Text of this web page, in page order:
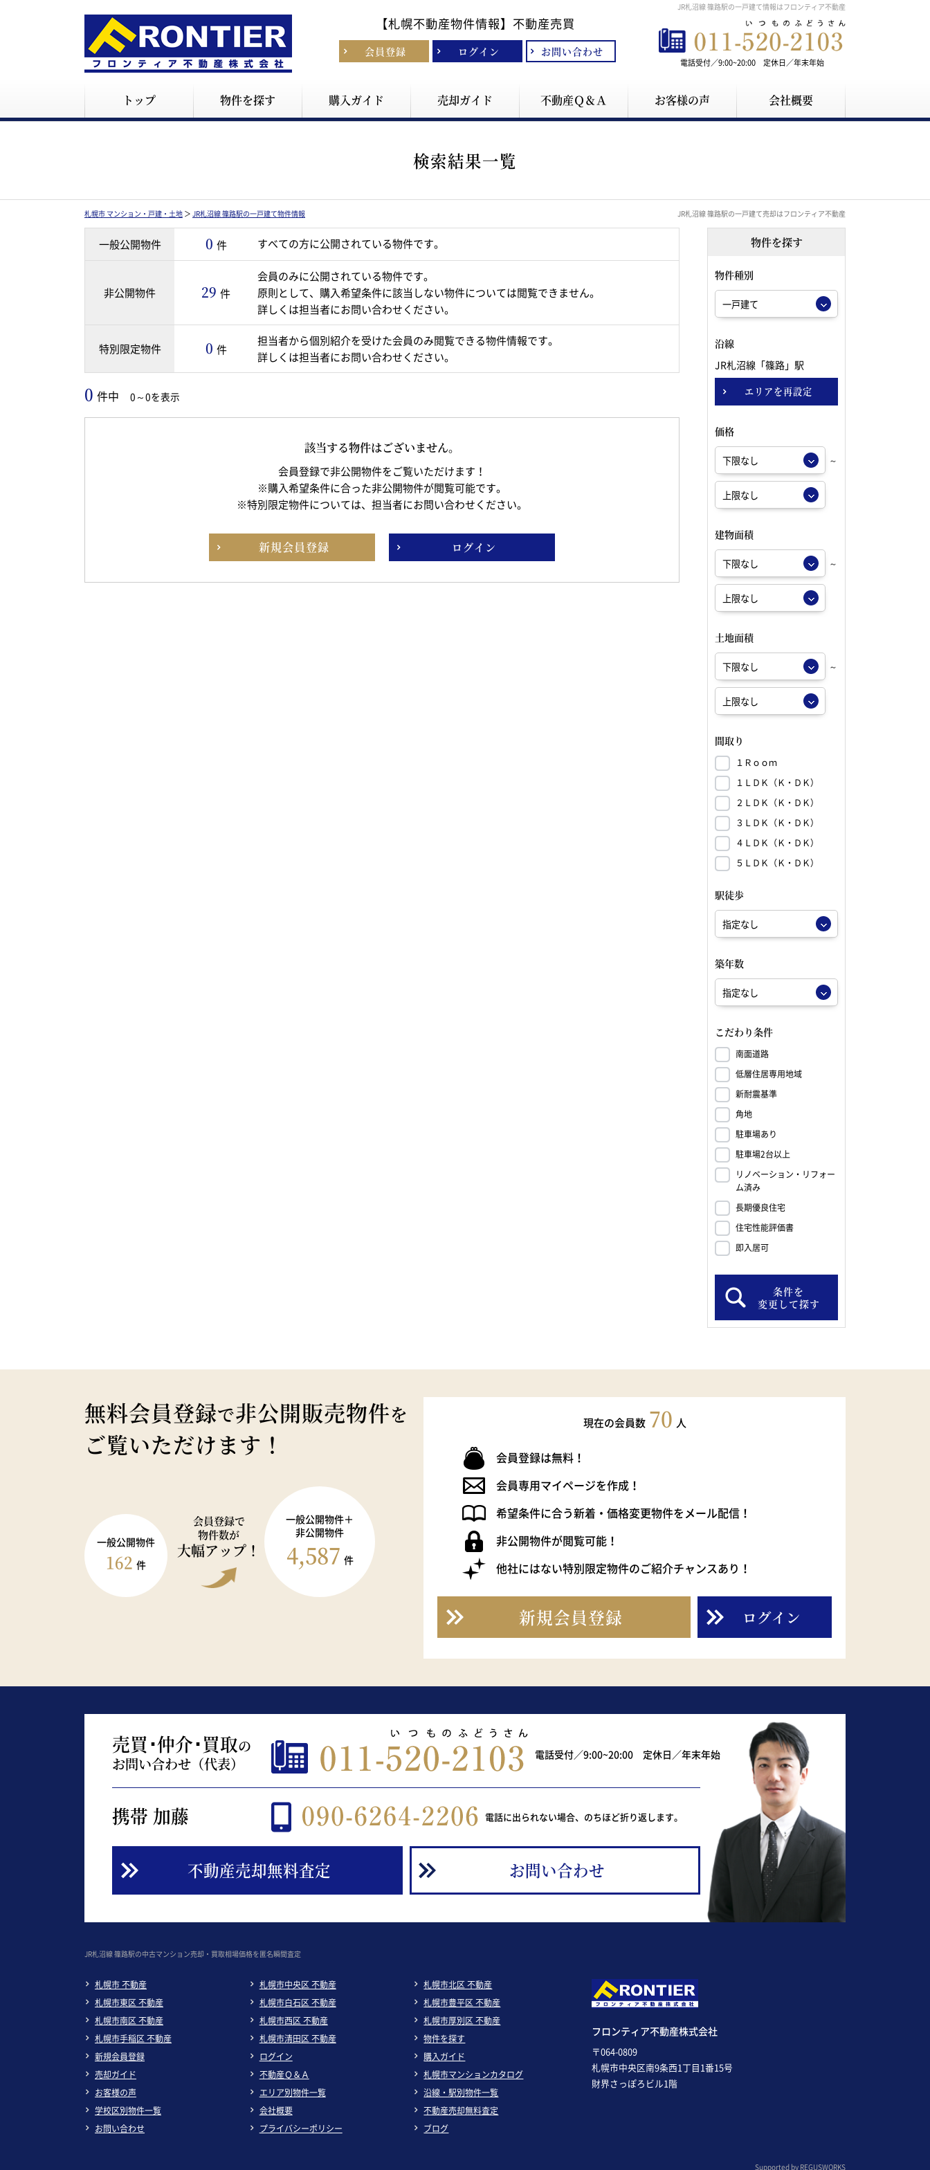
JR札沼線 篠路駅の一戸建て情報はフロンティア不動産
【札幌不動産物件情報】 不動産売買
会員登録 ログイン お問い合わせ
電話受付／9:00~20:00 定休日／年末年始
トップ 物件を探す 購入ガイド 売却ガイド 不動産Ｑ＆Ａ お客様の声 会社概要
検索結果一覧
札幌市 マンション・戸建・土地 ＞ JR札沼線 篠路駅の一戸建て物件情報 JR札沼線 篠路駅の一戸建て売却はフロンティア不動産
一般公開物件 0 件 すべての方に公開されている物件です。
非公開物件 29 件
会員のみに公開されている物件です。
原則として、購入希望条件に該当しない物件については閲覧できません。
詳しくは担当者にお問い合わせください。
特別限定物件 0 件
担当者から個別紹介を受けた会員のみ閲覧できる物件情報です。
詳しくは担当者にお問い合わせください。
0 件中 0～0を表示
該当する物件はございません。
会員登録で非公開物件をご覧いただけます！
※購入希望条件に合った非公開物件が閲覧可能です。
※特別限定物件については、担当者にお問い合わせください。
新規会員登録 ログイン
物件を探す
物件種別
沿線
JR札沼線「篠路」駅
エリアを再設定
価格
～
建物面積
～
土地面積
～
間取り
１Ｒｏｏｍ
１ＬＤＫ（Ｋ・ＤＫ）
２ＬＤＫ（Ｋ・ＤＫ）
３ＬＤＫ（Ｋ・ＤＫ）
４ＬＤＫ（Ｋ・ＤＫ）
５ＬＤＫ（Ｋ・ＤＫ）
駅徒歩
築年数
こだわり条件
南面道路
低層住居専用地域
新耐震基準
角地
駐車場あり
駐車場2台以上
リノベーション・リフォー
ム済み
長期優良住宅
住宅性能評価書
即入居可
条件を
変更して探す
無料会員登録で非公開販売物件を
ご覧いただけます！
会員登録で
物件数が
大幅アップ！
一般公開物件
162 件
一般公開物件＋
非公開物件
4,587 件
現在の会員数 70 人
会員登録は無料！
会員専用マイページを作成！
希望条件に合う新着・価格変更物件をメール配信！
非公開物件が閲覧可能！
他社にはない特別限定物件のご紹介チャンスあり！
新規会員登録 ログイン
売買･仲介･買取の
お問い合わせ（代表）
電話受付／9:00~20:00 定休日／年末年始
携帯 加藤 電話に出られない場合、のちほど折り返します。
不動産売却無料査定 お問い合わせ
JR札沼線 篠路駅の中古マンション売却・買取相場価格を匿名瞬間査定
札幌市 不動産 札幌市中央区 不動産
札幌市北区 不動産
札幌市東区 不動産
札幌市白石区 不動産
札幌市豊平区 不動産
札幌市南区 不動産
札幌市西区 不動産
札幌市厚別区 不動産
札幌市手稲区 不動産
札幌市清田区 不動産
物件を探す
新規会員登録
ログイン
購入ガイド
売却ガイド
不動産Ｑ＆Ａ
札幌市マンションカタログ
お客様の声
エリア別物件一覧
沿線・駅別物件一覧
学校区別物件一覧
会社概要
不動産売却無料査定
お問い合わせ
プライバシーポリシー ブログ
フロンティア不動産株式会社
〒064-0809
札幌市中央区南9条西1丁目1番15号
財界さっぽろビル1階
Supported by REGUSWORKS